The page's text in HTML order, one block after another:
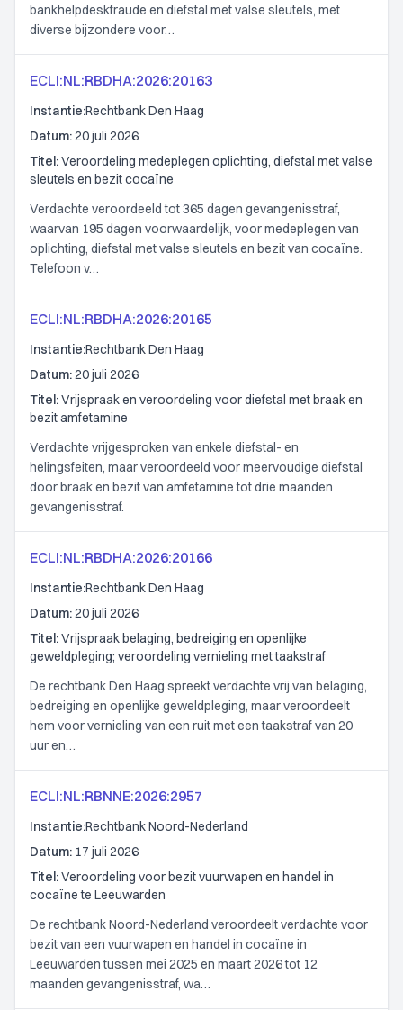
bankhelpdeskfraude en diefstal met valse sleutels, met
diverse bijzondere voor…
ECLI:NL:RBDHA:2026:20163
Instantie:Rechtbank Den Haag
Datum:20 juli 2026
Titel:Veroordeling medeplegen oplichting, diefstal met valse
sleutels en bezit cocaïne
Verdachte veroordeeld tot 365 dagen gevangenisstraf,
waarvan 195 dagen voorwaardelijk, voor medeplegen van
oplichting, diefstal met valse sleutels en bezit van cocaïne.
Telefoon v…
ECLI:NL:RBDHA:2026:20165
Instantie:Rechtbank Den Haag
Datum:20 juli 2026
Titel:Vrijspraak en veroordeling voor diefstal met braak en
bezit amfetamine
Verdachte vrijgesproken van enkele diefstal- en
helingsfeiten, maar veroordeeld voor meervoudige diefstal
door braak en bezit van amfetamine tot drie maanden
gevangenisstraf.
ECLI:NL:RBDHA:2026:20166
Instantie:Rechtbank Den Haag
Datum:20 juli 2026
Titel:Vrijspraak belaging, bedreiging en openlijke
geweldpleging; veroordeling vernieling met taakstraf
De rechtbank Den Haag spreekt verdachte vrij van belaging,
bedreiging en openlijke geweldpleging, maar veroordeelt
hem voor vernieling van een ruit met een taakstraf van 20
uur en…
ECLI:NL:RBNNE:2026:2957
Instantie:Rechtbank Noord-Nederland
Datum: 17 juli 2026
Titel:Veroordeling voor bezit vuurwapen en handel in
cocaïne te Leeuwarden
De rechtbank Noord-Nederland veroordeelt verdachte voor
bezit van een vuurwapen en handel in cocaïne in
Leeuwarden tussen mei 2025 en maart 2026 tot 12
maanden gevangenisstraf, wa…